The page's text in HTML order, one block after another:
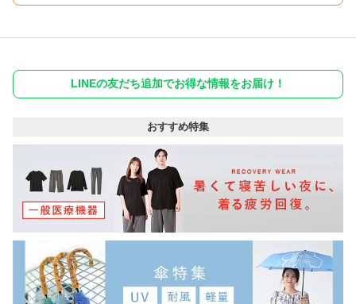
LINEの友だち追加でお得な情報をお届け！
おすすめ特集